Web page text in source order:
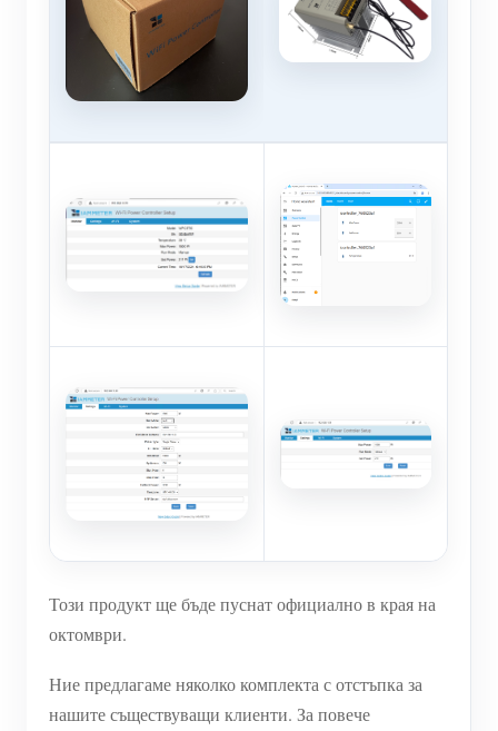
Този продукт ще бъде пуснат официално в края на
октомври.
Ние предлагаме няколко комплекта с отстъпка за
нашите съществуващи клиенти. За повече